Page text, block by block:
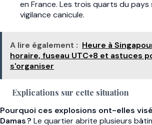
en France. Les trois quarts du
vigilance canicule.
A lire également : Heure à
horaire, fuseau UTC+8 et astuces
s'organiser
Explications sur cette situation
Pourquoi ces explosions ont-elles
Damas ? Le quartier abrite plusieurs